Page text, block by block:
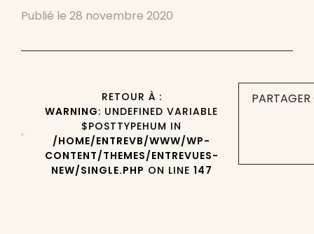
Publié le 28 novembre 2020
RETOUR À :
WARNING: UNDEFINED VARIABLE
$POSTTYPEHUM IN
/HOME/ENTREVB/WWW/WP-
CONTENT/THEMES/ENTREVUES-
NEW/SINGLE.PHP ON LINE 147